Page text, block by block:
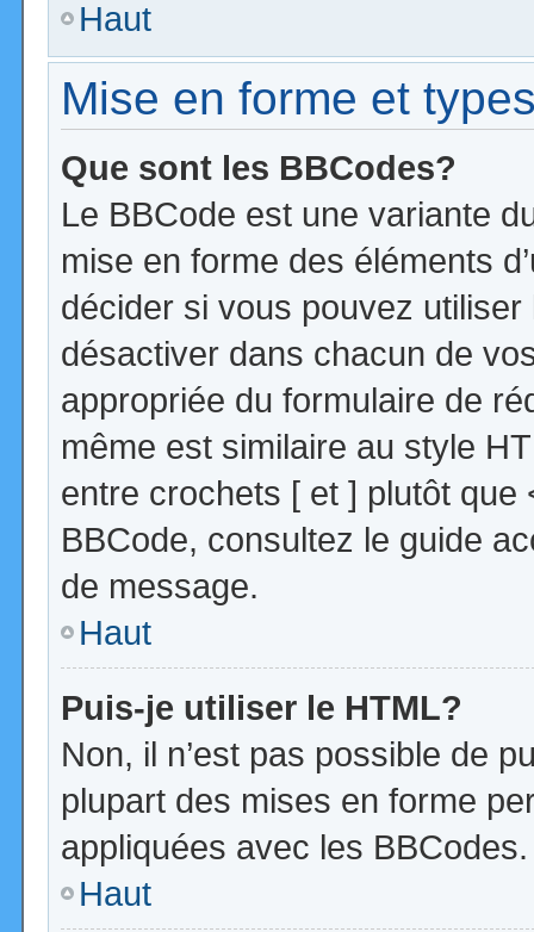
Haut
Mise en forme et
Que sont les BBCodes?
Le BBCode est une variante
mise en forme des éléments
décider si vous pouvez
désactiver dans chacun de
appropriée du formulaire de
même est similaire au style
entre crochets [ et ] plutôt que
BBCode, consultez le guide
de message.
Haut
Puis-je utiliser le HTML?
Non, il n’est pas possible de
plupart des mises en forme
appliquées avec les BBCodes.
Haut